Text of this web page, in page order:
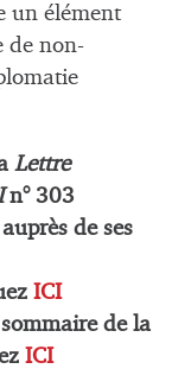
un élément
de non-
Lettre
n° 303
de ses
ICI
de la
ICI